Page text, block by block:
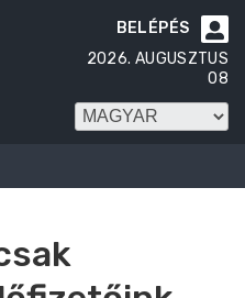

BELÉPÉS
2026. AUGUSZTUS
08